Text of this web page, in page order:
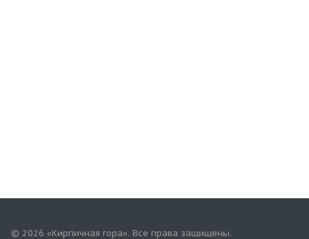
© 2026 «Кирпичная гора». Все права защищены.